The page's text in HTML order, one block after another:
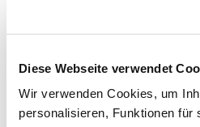
Diese Webseite verwendet
Wir verwenden Cookies, um
personalisieren, Funktionen für